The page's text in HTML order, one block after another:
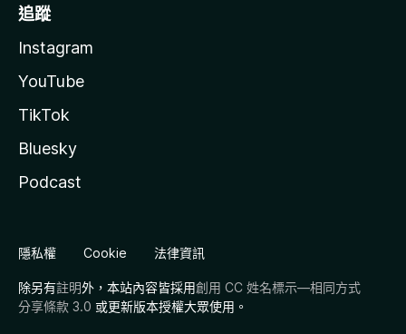
追蹤
Instagram
YouTube
TikTok
Bluesky
Podcast
隱私權 Cookie 法律資訊
除另有註明外，本站內容皆採用創用 CC 姓名標示—相同方式
分享條款 3.0 或更新版本授權大眾使用。